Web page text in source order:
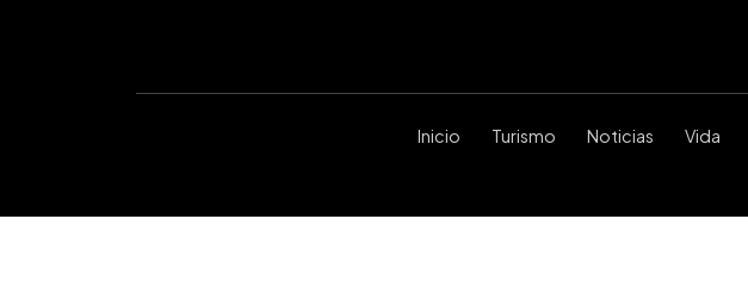
Inicio Turismo Noticias Vida